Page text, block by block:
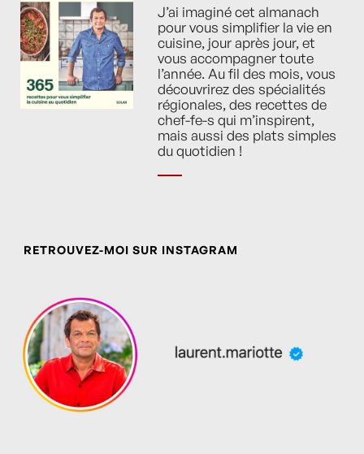
J’ai imaginé cet almanach
pour vous simplifier la vie en
cuisine, jour après jour, et
vous accompagner toute
l’année. Au fil des mois, vous
découvrirez des spécialités
régionales, des recettes de
chef-fe-s qui m’inspirent,
mais aussi des plats simples
du quotidien !
RETROUVEZ-MOI SUR INSTAGRAM